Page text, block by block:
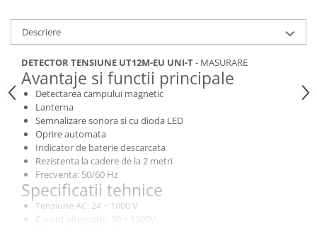
Descriere
DETECTOR TENSIUNE UT12M-EU UNI-T- MASURARE
Avantaje si functii principale
Detectarea campului magnetic
Lanterna
Semnalizare sonora si cu dioda LED
Oprire automata
Indicator de baterie descarcata
Rezistenta la cadere de la 2 metri
Frecventa: 50/60 Hz
Specificatii tehnice
Tensiune AC: 24 ~ 1000 V
Curent alternativ: 90 ~ 1000V